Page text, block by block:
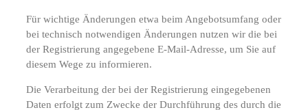
Für wichtige Änderungen etwa beim Angebotsumfang oder
bei technisch notwendigen Änderungen nutzen wir die bei
der Registrierung angegebene E-Mail-Adresse, um Sie auf
diesem Wege zu informieren.
Die Verarbeitung der bei der Registrierung eingegebenen
Daten erfolgt zum Zwecke der Durchführung des durch die